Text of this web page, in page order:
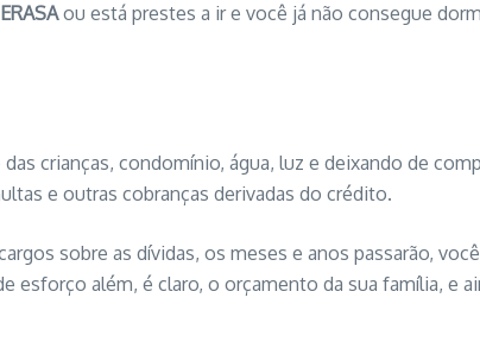
ou está prestes a ir e você já não consegue
crianças, condomínio, água, luz e deixando de
e outras cobranças derivadas do crédito.
sobre as dívidas, os meses e anos passarão,
além, é claro, o orçamento da sua família, e